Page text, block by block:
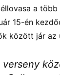
a
15-én
között jár